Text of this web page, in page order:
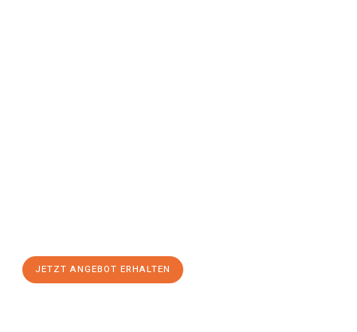
JETZT ANGEBOT ERHALTEN